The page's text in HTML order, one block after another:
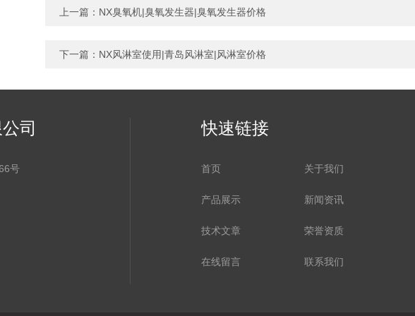
上一篇： NX臭氧机|臭氧发生器|臭氧发生器价格
下一篇： NX风淋室使用|青岛风淋室|风淋室价格
司
号
快速链接
首页 关于我们
产品展示 新闻资讯
技术文章 荣誉资质
在线留言 联系我们